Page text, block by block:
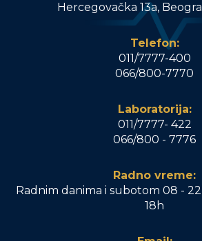
Hercegovačka 13a,
Telefon:
011/7777-400
066/800-7770
Laboratorija:
011/7777- 422
066/800 - 7776
Radno vreme:
Radnim danima i subotom 08 -
18h